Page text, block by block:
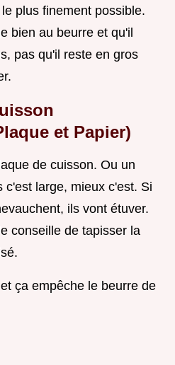
plus finement possible.
bien au beurre et qu'il
pas qu'il reste en gros
et Papier)
de cuisson. Ou un
c'est large, mieux c'est. Si
ils vont étuver.
conseille de tapisser la
ça empêche le beurre de